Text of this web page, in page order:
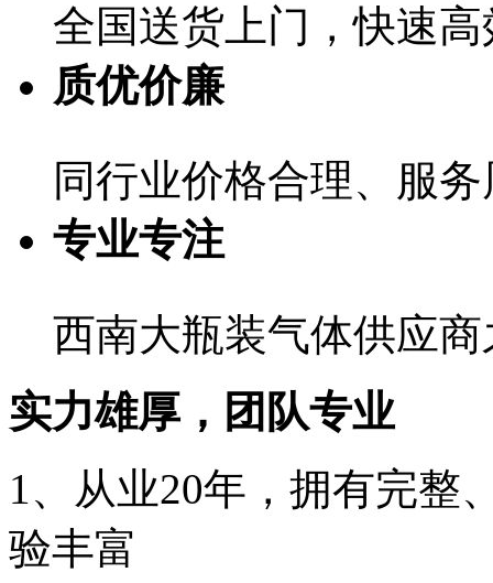
全国送货上门，快速
质优价廉
同行业价格合理、服
专业专注
西南大瓶装气体供应
实力雄厚，团队专业
1、从业20年 ，拥有完整
验丰富